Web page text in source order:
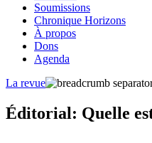
Soumissions
Chronique Horizons
À propos
Dons
Agenda
La revue
Éditorial: Quelle